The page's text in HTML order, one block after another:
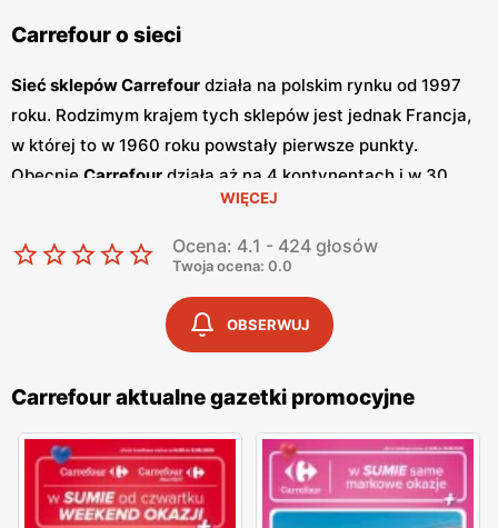
Carrefour o sieci
Sieć sklepów Carrefour działa na polskim rynku od 1997
roku. Rodzimym krajem tych sklepów jest jednak Francja,
w której to w 1960 roku powstały pierwsze punkty.
Obecnie Carrefour działa aż na 4 kontynentach i w 30
krajach. Wśród nich można wymienić między innymi
Turcję, Tajwan, Słowację, Chiny, Brazylię, Włochy,
Argentynę, Belgię czy też Hiszpanię. Ogółem na całym
świecie działa ponad 12 tysięcy sklepów stacjonarnych
oraz internetowych. Każdego dnia robi w nich zakupu
blisko 30 mln klientów. Wszystko to obsługuje 325 tysięcy
pracowników, współpracujących z bogatą siatką
W Polsce na dzień dzisiejszy marka ta posiada aż 900
sklepów, które działają w 6 formatach. Są to hipermarkety,
supermarkety, mniejsze sklepu hurtowo-dyskontowe,
WIĘCEJ
Ocena: 4.1 - 424 głosów
Twoja ocena: 0.0
OBSERWUJ
Carrefour aktualne gazetki promocyjne